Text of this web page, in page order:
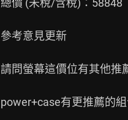
總價 (未稅/含稅)：58848
參考意見更新
請問螢幕這價位有其他推
power+case有更推薦的